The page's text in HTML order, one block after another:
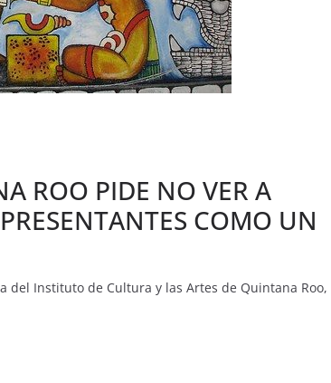
ROO PIDE NO VER A
COMO UN
del Instituto de Cultura y las Artes de Quintana Roo,